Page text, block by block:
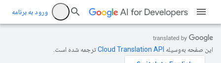
ورود به برنامه
این صفحه به‌وسیله ترجمه شده است.